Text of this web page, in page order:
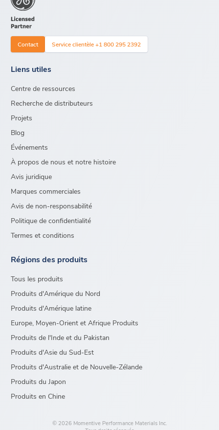
Contact Service clientèle +1 800 295 2392
Liens utiles
Centre de ressources
Recherche de distributeurs
Projets
Blog
Événements
À propos de nous et notre histoire
Avis juridique
Marques commerciales
Avis de non-responsabilité
Politique de confidentialité
Termes et conditions
Régions des produits
Tous les produits
Produits d'Amérique du Nord
Produits d'Amérique latine
Europe, Moyen-Orient et Afrique Produits
Produits de l'Inde et du Pakistan
Produits d'Asie du Sud-Est
Produits d'Australie et de Nouvelle-Zélande
Produits du Japon
Produits en Chine
© 2026 Momentive Performance Materials Inc.